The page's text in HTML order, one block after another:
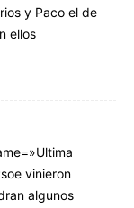
y Paco el de
ellos
vinieron
algunos